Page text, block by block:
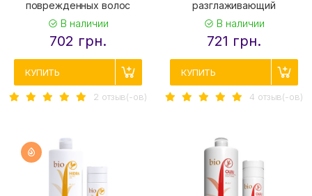
поврежденных волос
В наличии
702 грн.
КУПИТЬ
2 отзыв(-ов)
разглаживающий
В наличии
721 грн.
КУПИТЬ
4 отзыв(-ов)